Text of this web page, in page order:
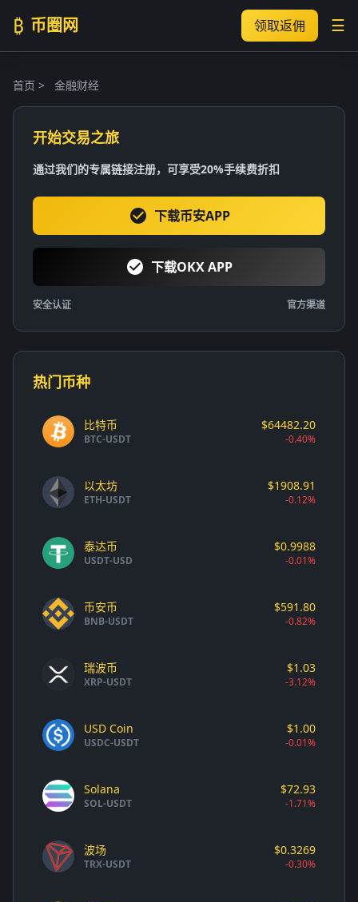
₿ 币圈网 领取返佣 ☰
首页 > 金融财经
开始交易之旅
通过我们的专属链接注册，可享受20%手续费折扣
下载币安APP
下载OKX APP
安全认证 官方渠道
热门币种
比特币
BTC-USDT
$64482.20
-0.40%
以太坊
ETH-USDT
$1908.91
-0.12%
泰达币
USDT-USD
$0.9988
-0.01%
币安币
BNB-USDT
$591.80
-0.82%
瑞波币
XRP-USDT
$1.03
-3.12%
USD Coin
USDC-USDT
$1.00
-0.01%
Solana
SOL-USDT
$72.93
-1.71%
波场
TRX-USDT
$0.3269
-0.30%